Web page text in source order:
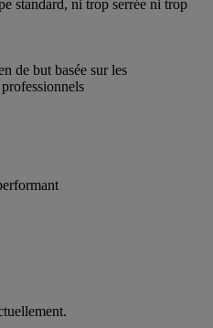
standard, ni trop serrée ni trop
de but basée sur les